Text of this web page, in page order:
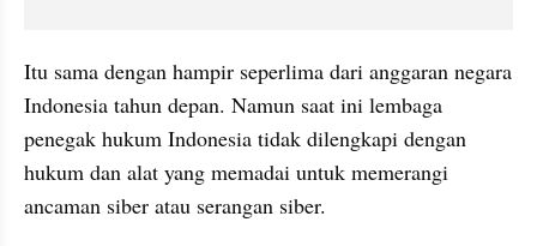
Itu sama dengan hampir seperlima dari anggaran negara
Indonesia tahun depan. Namun saat ini lembaga
penegak hukum Indonesia tidak dilengkapi dengan
hukum dan alat yang memadai untuk memerangi
ancaman siber atau serangan siber.